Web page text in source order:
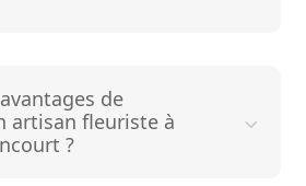
de
artisan fleuriste à
?